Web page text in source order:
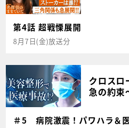
第4話 超戦慄展開
8月7日(金)放送分
クロスロ
急の約束
＃5 病院激震！パワハラ＆